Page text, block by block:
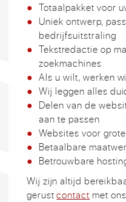
Totaalpakket voor
Uniek ontwerp,
bedrijfsuitstraling
Tekstredactie op
zoekmachines
Als u wilt, werken
Wij leggen alles
Delen van de
aan te passen
Websites voor
Betaalbare
Betrouwbare
Wij zijn altijd
gerustcontact met